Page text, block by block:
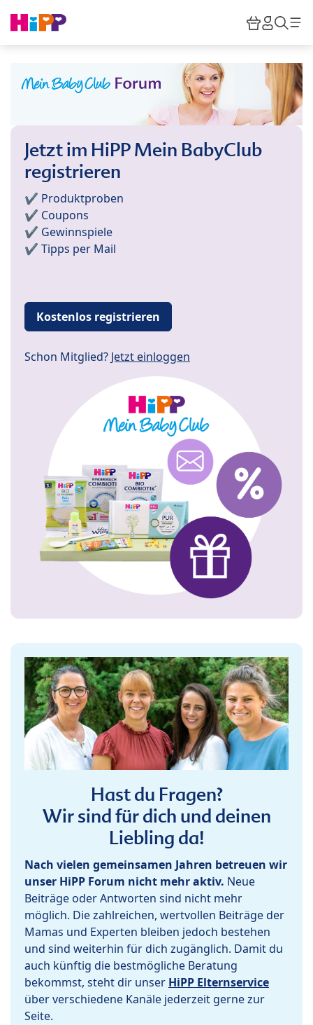
HiPP
Jetzt im HiPP Mein BabyClub
registrieren
✔️ Produktproben
✔️ Coupons
✔️ Gewinnspiele
✔️ Tipps per Mail
Kostenlos registrieren
Schon Mitglied? Jetzt einloggen
Hast du Fragen?
Wir sind für dich und deinen
Liebling da!
Nach vielen gemeinsamen Jahren betreuen wir
unser HiPP Forum nicht mehr aktiv. Neue
Beiträge oder Antworten sind nicht mehr
möglich. Die zahlreichen, wertvollen Beiträge der
Mamas und Experten bleiben jedoch bestehen
und sind weiterhin für dich zugänglich. Damit du
auch künftig die bestmögliche Beratung
bekommst, steht dir unser HiPP Elternservice
über verschiedene Kanäle jederzeit gerne zur
Seite.